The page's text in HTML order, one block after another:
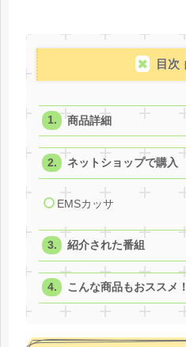
目次
商品詳細
ネットショップで購入
EMSカッサ
紹介された番組
こんな商品もおススメ！